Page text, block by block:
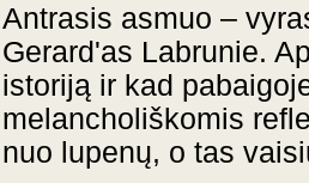
Antrasis asmuo –
Gerard'as Labrunie.
istoriją ir kad
melancholiškomis
nuo lupenų, o tas